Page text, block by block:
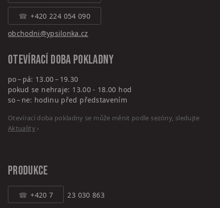
+420 224 054 090
obchodni@ypsilonka.cz
Otevírací doba pokladny
po – pá: 13.00 – 19.30
pokud se nehraje: 13.00 - 18.00 hod
so – ne: hodinu před představením
Otevírací doba pokladny se může měnit podle sezóny, sledujte
Aktuality›
PRODUKCE
+420 7
23 030 863